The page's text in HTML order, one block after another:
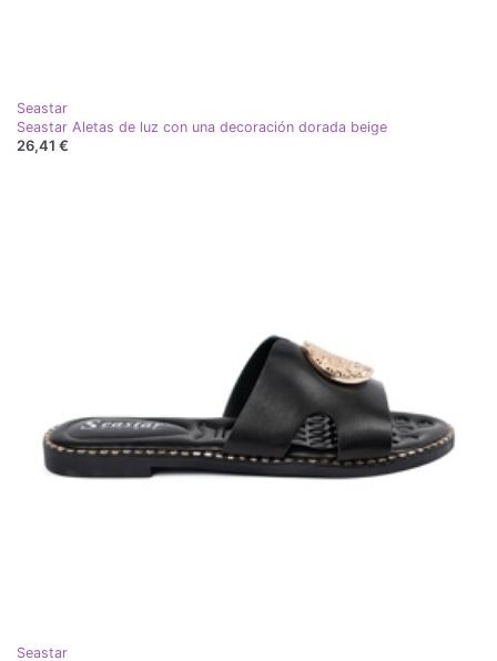
Seastar
Seastar Aletas de luz con una decoración dorada beige
26,41 €
Seastar